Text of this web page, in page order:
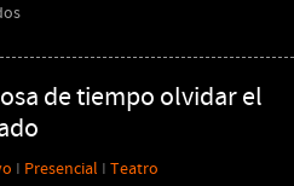
en
Y,
Y,
Y,
Y.
de tiempo olvidar el
I Presencial I Teatro